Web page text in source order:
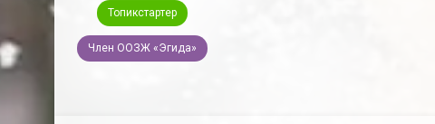
Топикстартер
Член ООЗЖ «Эгида»